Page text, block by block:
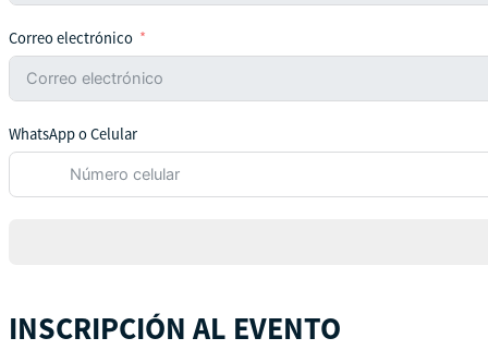
Correo electrónico
WhatsApp o Celular
INSCRIPCIÓN AL EVENTO